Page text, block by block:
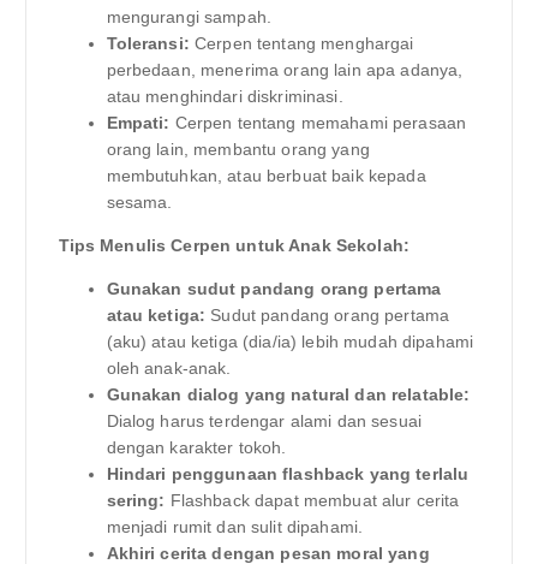
mengurangi sampah.
Toleransi: Cerpen tentang menghargai
perbedaan, menerima orang lain apa adanya,
atau menghindari diskriminasi.
Empati: Cerpen tentang memahami perasaan
orang lain, membantu orang yang
membutuhkan, atau berbuat baik kepada
sesama.
Tips Menulis Cerpen untuk Anak Sekolah:
Gunakan sudut pandang orang pertama
atau ketiga: Sudut pandang orang pertama
(aku) atau ketiga (dia/ia) lebih mudah dipahami
oleh anak-anak.
Gunakan dialog yang natural dan relatable:
Dialog harus terdengar alami dan sesuai
dengan karakter tokoh.
Hindari penggunaan flashback yang terlalu
sering: Flashback dapat membuat alur cerita
menjadi rumit dan sulit dipahami.
Akhiri cerita dengan pesan moral yang